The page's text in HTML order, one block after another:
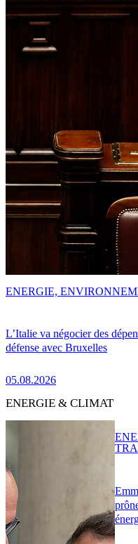
L’Italie va négocier des
défense avec Bruxelles
05.08.2026
ENERGIE,
ENERGIE & CLIMAT